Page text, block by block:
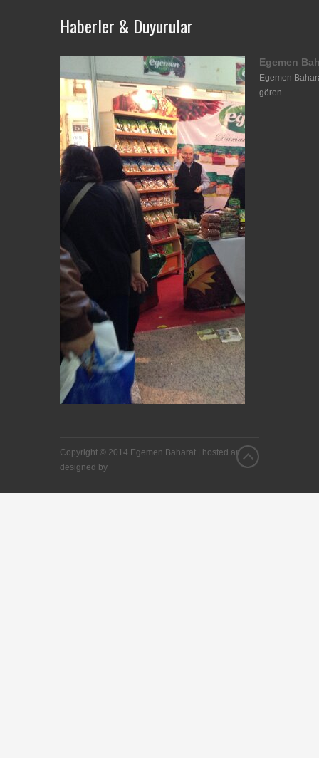
Haberler & Duyurular
Egemen
Egemen
gören...
Copyright © 2014 Egemen Baharat |
hosted and
designed by